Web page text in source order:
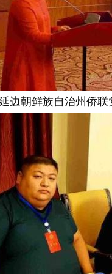
朝鲜族自治州侨联